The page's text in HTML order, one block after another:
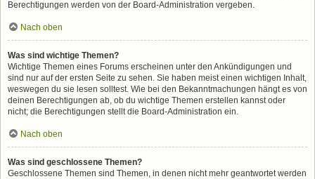
Berechtigungen werden von der Board-Administration vergeben.
Nach oben
Was sind wichtige Themen?
Wichtige Themen eines Forums erscheinen unter den Ankündigungen und
sind nur auf der ersten Seite zu sehen. Sie haben meist einen wichtigen Inhalt,
weswegen du sie lesen solltest. Wie bei den Bekanntmachungen hängt es von
deinen Berechtigungen ab, ob du wichtige Themen erstellen kannst oder
nicht; die Berechtigungen stellt die Board-Administration ein.
Nach oben
Was sind geschlossene Themen?
Geschlossene Themen sind Themen, in denen nicht mehr geantwortet werden